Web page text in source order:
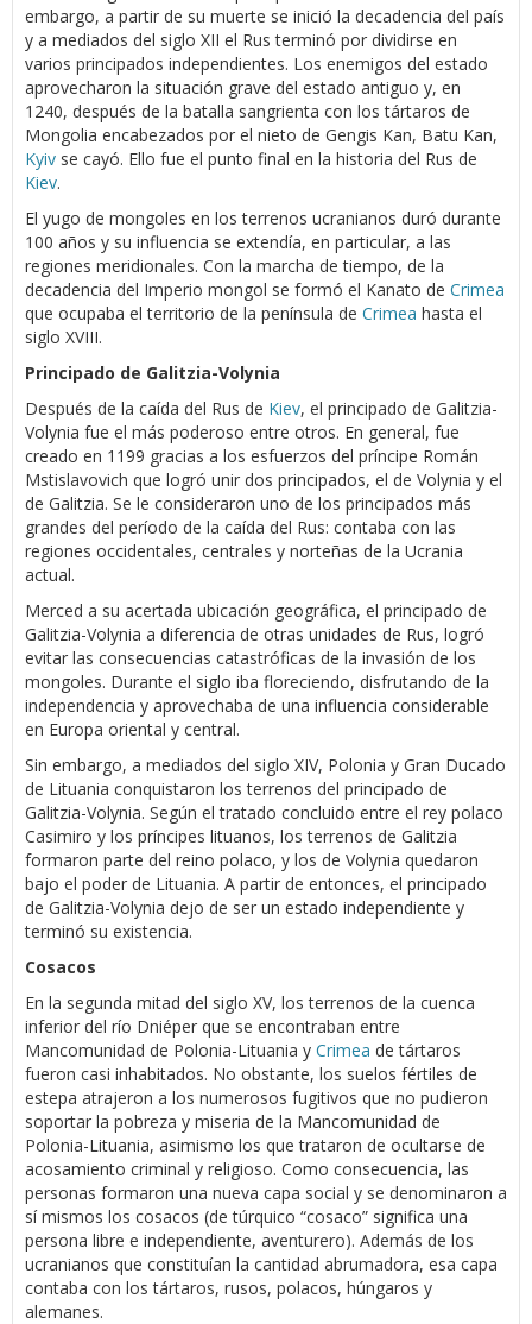
embargo, a partir de su muerte se inició la decadencia del país
y a mediados del siglo XII el Rus terminó por dividirse en
varios principados independientes. Los enemigos del estado
aprovecharon la situación grave del estado antiguo y, en
1240, después de la batalla sangrienta con los tártaros de
Mongolia encabezados por el nieto de Gengis Kan, Batu Kan,
Kyiv se cayó. Ello fue el punto final en la historia del Rus de
Kiev.
El yugo de mongoles en los terrenos ucranianos duró durante
100 años y su influencia se extendía, en particular, a las
regiones meridionales. Con la marcha de tiempo, de la
decadencia del Imperio mongol se formó el Kanato de Crimea
que ocupaba el territorio de la península de Crimea hasta el
siglo XVIII.
Principado de Galitzia-Volynia
Después de la caída del Rus de Kiev, el principado de Galitzia-
Volynia fue el más poderoso entre otros. En general, fue
creado en 1199 gracias a los esfuerzos del príncipe Román
Mstislavovich que logró unir dos principados, el de Volynia y el
de Galitzia. Se le consideraron uno de los principados más
grandes del período de la caída del Rus: contaba con las
regiones occidentales, centrales y norteñas de la Ucrania
actual.
Merced a su acertada ubicación geográfica, el principado de
Galitzia-Volynia a diferencia de otras unidades de Rus, logró
evitar las consecuencias catastróficas de la invasión de los
mongoles. Durante el siglo iba floreciendo, disfrutando de la
independencia y aprovechaba de una influencia considerable
en Europa oriental y central.
Sin embargo, a mediados del siglo XIV, Polonia y Gran Ducado
de Lituania conquistaron los terrenos del principado de
Galitzia-Volynia. Según el tratado concluido entre el rey polaco
Casimiro y los príncipes lituanos, los terrenos de Galitzia
formaron parte del reino polaco, y los de Volynia quedaron
bajo el poder de Lituania. A partir de entonces, el principado
de Galitzia-Volynia dejo de ser un estado independiente y
terminó su existencia.
Cosacos
En la segunda mitad del siglo XV, los terrenos de la cuenca
inferior del río Dniéper que se encontraban entre
Mancomunidad de Polonia-Lituania y Crimea de tártaros
fueron casi inhabitados. No obstante, los suelos fértiles de
estepa atrajeron a los numerosos fugitivos que no pudieron
soportar la pobreza y miseria de la Mancomunidad de
Polonia-Lituania, asimismo los que trataron de ocultarse de
acosamiento criminal y religioso. Como consecuencia, las
personas formaron una nueva capa social y se denominaron a
sí mismos los cosacos (de túrquico “cosaco” significa una
persona libre e independiente, aventurero). Además de los
ucranianos que constituían la cantidad abrumadora, esa capa
contaba con los tártaros, rusos, polacos, húngaros y
alemanes.